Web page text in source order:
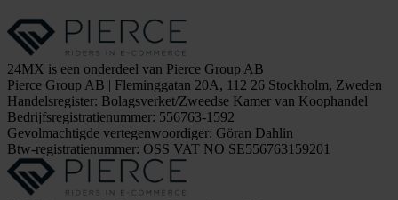
24MX is een onderdeel van Pierce Group AB
Pierce Group AB | Fleminggatan 20A, 112 26 Stockholm, Zweden
Handelsregister: Bolagsverket/Zweedse Kamer van Koophandel
Bedrijfsregistratienummer: 556763-1592
Gevolmachtigde vertegenwoordiger: Göran Dahlin
Btw-registratienummer: OSS VAT NO SE556763159201